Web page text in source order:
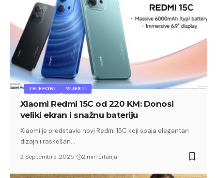
TELEFONI VIJESTI
Xiaomi Redmi 15C od 220 KM: Donosi
veliki ekran i snažnu bateriju
Xiaomi je predstavio novi Redmi 15C koji spaja elegantan
dizajn i raskošan…
2 Septembra, 2025 2 min čitanja